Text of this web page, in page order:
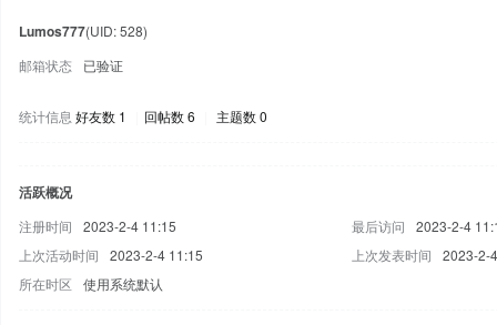
Lumos777(UID: 528)
邮箱状态
已验证
统计信息 好友数 1 回帖数 6 主题数 0
活跃概况
注册时间 2023-2-4 11:15 最后访问
2023-2-4
上次活动时间
2023-2-4 11:15 上次发表时间
2023-2-
所在时区
使用系统默认